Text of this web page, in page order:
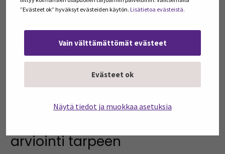
”Evästeet ok” hyväksyt evästeiden käytön. Lisätietoa evästeistä.
Vain välttämättömät evästeet
Evästeet ok
Näytä tiedot ja muokkaa asetuksia
hiiltä. Tämä määrä vastaa vajaan neljän kilon
hiilidioksidimäärää.
Yhteenvetona kansallinen joulukuusiperinne merkitsee
noin 1,5 miljoonaa kuusta ja vie metsästä vuosittain pois
vetytaloutta mentäessä on hyvä muistaa, että lisäksi
arviointi tarpeen